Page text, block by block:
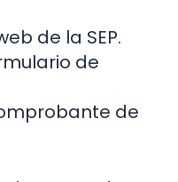
de la SEP.
de
de